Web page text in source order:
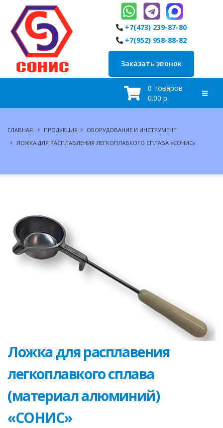
+7(473) 239-87-80
+7(952) 958-88-82
Заказать звонок
0 товаров
0.00 р.
ГЛАВНАЯ ПРОДУКЦИЯ
ОБОРУДОВАНИЕ И ИНСТРУМЕНТ
ЛОЖКА ДЛЯ РАСПЛАВЛЕНИЯ ЛЕГКОПЛАВКОГО СПЛАВА «СОНИС»
Ложка для расплавения
легкоплавкого сплава
(материал алюминий)
«СОНИС»